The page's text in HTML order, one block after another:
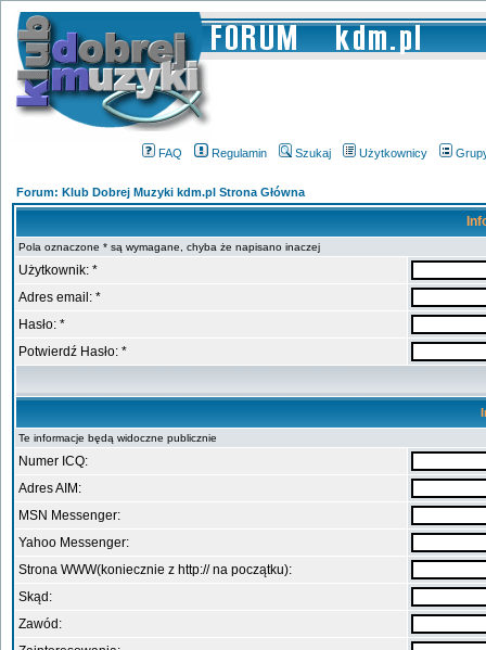
FAQ Regulamin Szukaj Użytkownicy
Forum: Klub Dobrej Muzyki kdm.pl Strona Główna
Pola oznaczone * są wymagane, chyba że napisano inaczej
Użytkownik: *
Adres email: *
Hasło: *
Potwierdź Hasło: *
Te informacje będą widoczne publicznie
Numer ICQ:
Adres AIM:
MSN Messenger:
Yahoo Messenger:
Strona WWW(koniecznie z http:// na początku):
Skąd:
Zawód: